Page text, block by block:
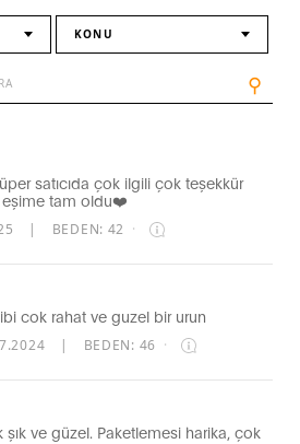
KONU
⚲
satıcıda çok ilgili çok teşekkür
eşime tam oldu❤️
| BEDEN: 42 ·
cok rahat ve guzel bir urun
| BEDEN: 46 ·
ve güzel. Paketlemesi harika, çok